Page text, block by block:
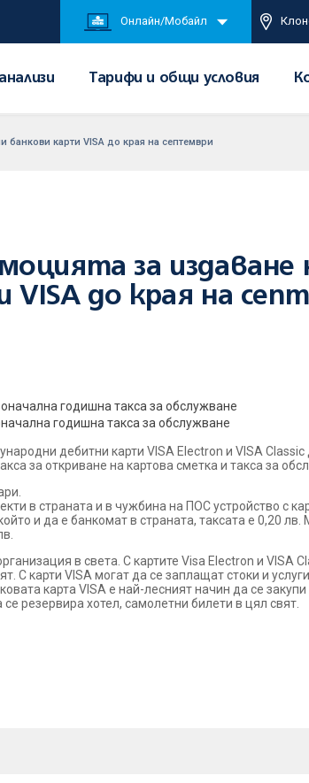
Онлайн/Мобайл
Тарифи и общи условия
карти VISA до края на септември
за издаване
до края на
годишна такса за обслужване
годишна такса за обслужване
дебитни карти VISA Еlectron и VISA Classic
за откриване на картова сметка и такса за
в страната и в чужбина на ПОС устройство с
и да е банкомат в страната, таксата е 0,20
в света. С картите Visa Еlectron и VISA
С карти VISA могат да се заплащат стоки и
карта VISA е най-лесният начин да се
резервира хотел, самолетни билети в цял свят.